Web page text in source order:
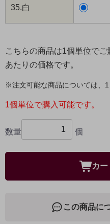
35.白
こちらの商品は1個単位で
あたりの価格です。
※注文可能な商品については、1
1個単位で購入可能です。
数量 個
カ
この商品に